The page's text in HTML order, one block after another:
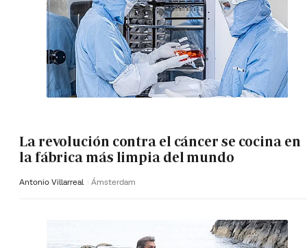
La revolución contra el cáncer se cocina en
la fábrica más limpia del mundo
Antonio Villarreal Ámsterdam